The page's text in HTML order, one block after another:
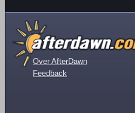
Over AfterDawn
Feedback